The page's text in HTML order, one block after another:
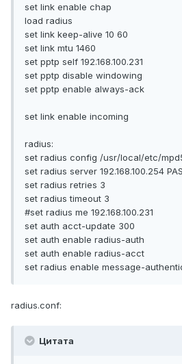
set link enable chap
load radius
set link keep-alive 10 60
set link mtu 1460
set pptp self 192.168.100.231
set pptp disable windowing
set pptp enable always-ack
set link enable incoming
radius:
set radius config /usr/local/etc/
set radius server 192.168.100.254
set radius retries 3
set radius timeout 3
#set radius me 192.168.100.231
set auth acct-update 300
set auth enable radius-auth
set auth enable radius-acct
set radius enable message-
radius.conf:
Цитата